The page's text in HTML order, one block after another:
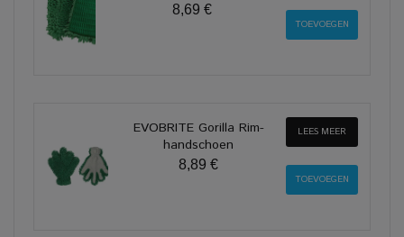
8,69 €
EVOBRITE Gorilla Rim-
handschoen
8,89 €
LEES MEER